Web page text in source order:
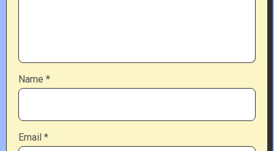
Name *
Email *